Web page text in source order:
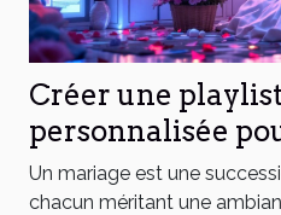
Créer une
personnalisée
moment du
Un mariage est une
chacun méritant une